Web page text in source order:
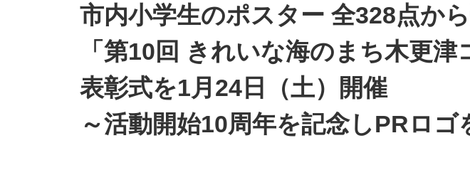
ほけん ローン 防犯カメラ
お申し込み サービスの追加・変更
ほけん オンライン
診療 ホームIoT
J:COM STREAM えんかくサポート
おうちサポート
防災情報サービス
自転車生活サポート
J:COMブックス
WiMAX
市内小学生のポスター 全328点か
「第10回 きれいな海のまち木更津
表彰式を1月24日（土）開催
～活動開始10周年を記念しPRロ